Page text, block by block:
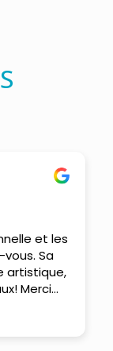
et les
Sa
artistique,
Merci